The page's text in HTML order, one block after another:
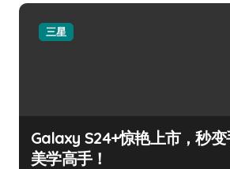
三星
Galaxy S24+惊艳上市，秒变
美学高手！